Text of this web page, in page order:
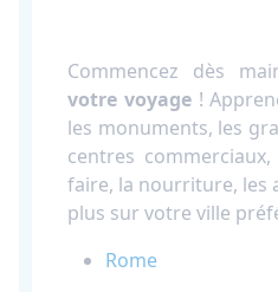
Commencez dès
votre voyage!
les monuments, les
centres
faire, la nourriture, les
plus sur votre ville
Rome